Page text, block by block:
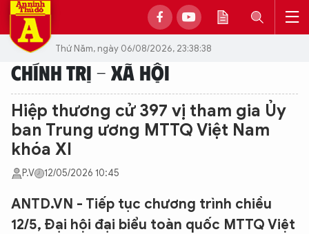
Thứ Năm, ngày 06/08/2026, 23:38:38
CHÍNH TRỊ - XÃ HỘI
Hiệp thương cử 397 vị tham gia Ủy
ban Trung ương MTTQ Việt Nam
khóa XI
P.V 12/05/2026 10:45
ANTD.VN - Tiếp tục chương trình chiều
12/5, Đại hội đại biểu toàn quốc MTTQ Việt